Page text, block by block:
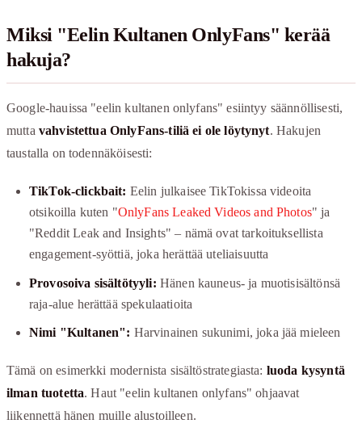
Miksi "Eelin Kultanen OnlyFans" kerää
hakuja?
Google-hauissa "eelin kultanen onlyfans" esiintyy säännöllisesti,
mutta vahvistettua OnlyFans-tiliä ei ole löytynyt. Hakujen
taustalla on todennäköisesti:
TikTok-clickbait: Eelin julkaisee TikTokissa videoita
otsikoilla kuten "OnlyFans Leaked Videos and Photos" ja
"Reddit Leak and Insights" – nämä ovat tarkoituksellista
engagement-syöttiä, joka herättää uteliaisuutta
Provosoiva sisältötyyli: Hänen kauneus- ja muotisisältönsä
raja-alue herättää spekulaatioita
Nimi "Kultanen": Harvinainen sukunimi, joka jää mieleen
Tämä on esimerkki modernista sisältöstrategiasta: luoda kysyntä
ilman tuotetta. Haut "eelin kultanen onlyfans" ohjaavat
liikennettä hänen muille alustoilleen.